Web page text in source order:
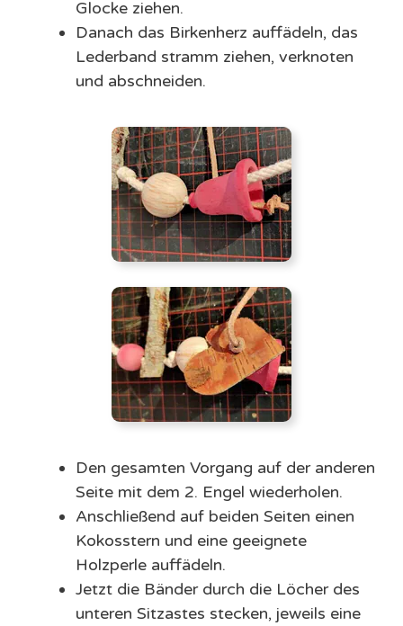
Glocke ziehen.
Danach das Birkenherz auffädeln, das
Lederband stramm ziehen, verknoten
und abschneiden.
Den gesamten Vorgang auf der anderen
Seite mit dem 2. Engel wiederholen.
Anschließend auf beiden Seiten einen
Kokosstern und eine geeignete
Holzperle auffädeln.
Jetzt die Bänder durch die Löcher des
unteren Sitzastes stecken, jeweils eine